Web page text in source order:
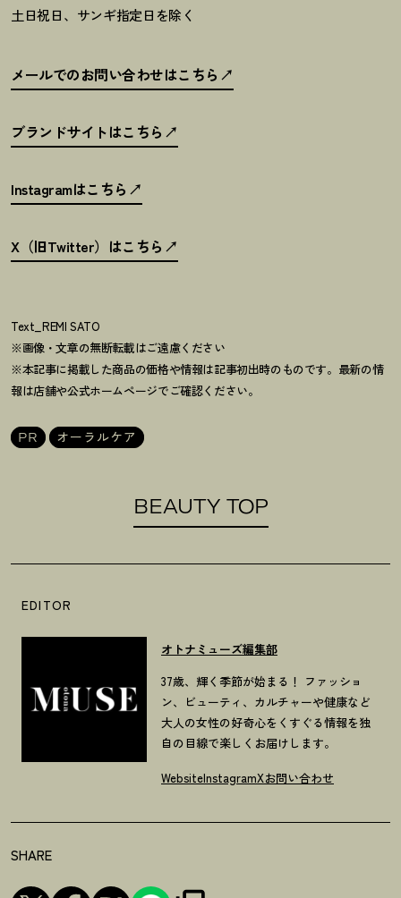
土日祝日、サンギ指定日を除く
メールでのお問い合わせはこちら
ブランドサイトはこちら
Instagramはこちら
X（旧Twitter）はこちら
Text_REMI SATO
※画像・文章の無断転載はご遠慮ください
※本記事に掲載した商品の価格や情報は記事初出時のものです。最新の情
報は店舗や公式ホームページでご確認ください。
PR オーラルケア
BEAUTY TOP
EDITOR
オトナミューズ編集部
37歳、輝く季節が始まる！ ファッショ
ン、ビューティ、カルチャーや健康など
大人の女性の好奇心をくすぐる情報を独
自の目線で楽しくお届けします。
WebsiteInstagramXお問い合わせ
SHARE